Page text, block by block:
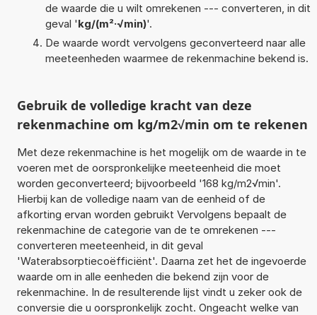
de waarde die u wilt omrekenen --- converteren, in dit
geval 'kg/(m²·√min)'.
De waarde wordt vervolgens geconverteerd naar alle
meeteenheden waarmee de rekenmachine bekend is.
Gebruik de volledige kracht van deze
rekenmachine om kg/m2√min om te rekenen
Met deze rekenmachine is het mogelijk om de waarde in te
voeren met de oorspronkelijke meeteenheid die moet
worden geconverteerd; bijvoorbeeld '168 kg/m2√min'.
Hierbij kan de volledige naam van de eenheid of de
afkorting ervan worden gebruikt Vervolgens bepaalt de
rekenmachine de categorie van de te omrekenen ---
converteren meeteenheid, in dit geval
'Waterabsorptiecoëfficiënt'. Daarna zet het de ingevoerde
waarde om in alle eenheden die bekend zijn voor de
rekenmachine. In de resulterende lijst vindt u zeker ook de
conversie die u oorspronkelijk zocht. Ongeacht welke van